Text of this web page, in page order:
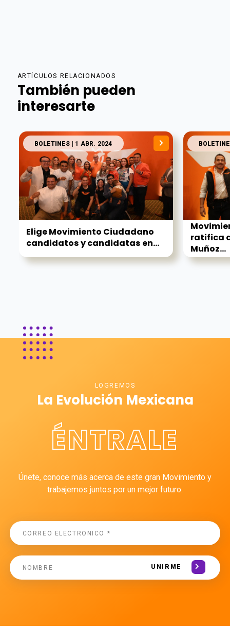
ARTÍCULOS RELACIONADOS
También pueden
interesarte
BOLETINES | 1 ABR. 2024
Elige Movimiento Ciudadano
candidatos y candidatas en...
ratifica
Muñoz...
LOGREMOS
La Evolución Mexicana
ÉNTRALE
Únete, conoce más acerca de este gran Movimiento y
trabajemos juntos por un mejor futuro.
UNIRME